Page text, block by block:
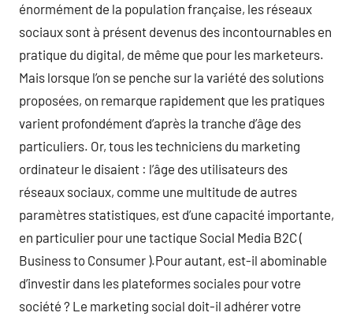
énormément de la population française, les réseaux
sociaux sont à présent devenus des incontournables en
pratique du digital, de même que pour les marketeurs.
Mais lorsque l’on se penche sur la variété des solutions
proposées, on remarque rapidement que les pratiques
varient profondément d’après la tranche d’âge des
particuliers. Or, tous les techniciens du marketing
ordinateur le disaient : l’âge des utilisateurs des
réseaux sociaux, comme une multitude de autres
paramètres statistiques, est d’une capacité importante,
en particulier pour une tactique Social Media B2C (
Business to Consumer ).Pour autant, est-il abominable
d’investir dans les plateformes sociales pour votre
société ? Le marketing social doit-il adhérer votre